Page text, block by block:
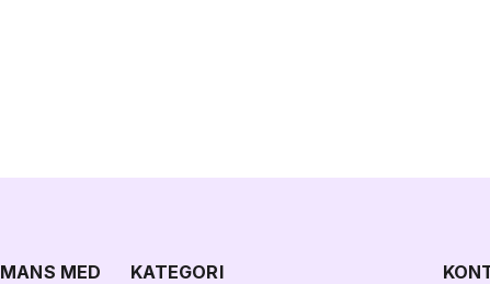
MED
KATEGORI